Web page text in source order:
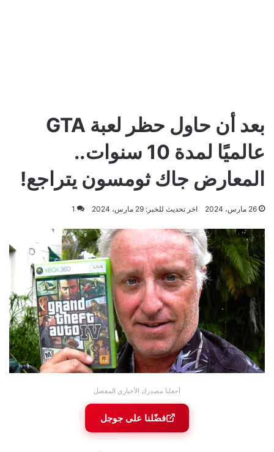
بعد أن حاول حظر لعبة GTA
عالميًا لمدة 10 سنوات..
المعارض جاك ثومسون يتراجع!
26 مارس، 2024 اخر تحديث للخبر: 29 مارس، 2024 1
أجعلنا مصدرك الأخباري المفضل
فضّلنا على جوجل